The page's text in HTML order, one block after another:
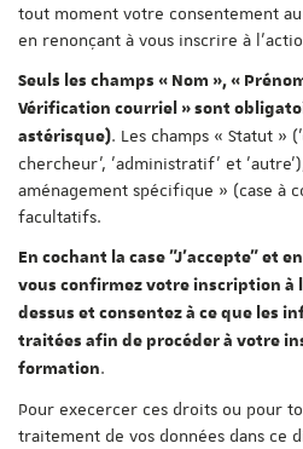
tout moment votre consentement
en renonçant à vous inscrire à
Seuls les champs « Nom », «
Vérification courriel » sont
astérisque). Les champs « Statut »
chercheur', 'administratif' et
aménagement spécifique » (case à
facultatifs.
En cochant la case "J'accepte" et
vous confirmez votre inscription à
dessus et consentez à ce que les
traitées afin de procéder à votre
formation.
Pour execercer ces droits ou pour
traitement de vos données dans ce